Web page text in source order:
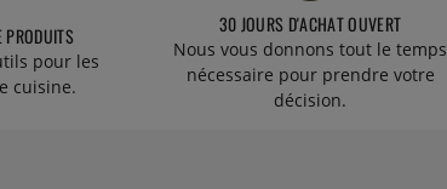
PRODUITS
pour les
cuisine.
30 JOURS D'ACHAT OUVERT
Nous vous donnons tout le temps
nécessaire pour prendre votre
décision.